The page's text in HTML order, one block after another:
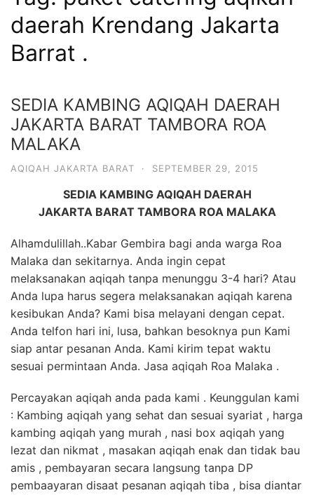
6713
daerah Krendang Jakarta
Barrat .
SEDIA KAMBING AQIQAH DAERAH
JAKARTA BARAT TAMBORA ROA
MALAKA
AQIQAH JAKARTA BARAT · SEPTEMBER 29, 2015
SEDIA KAMBING AQIQAH DAERAH
JAKARTA BARAT TAMBORA ROA MALAKA
Alhamdulillah..Kabar Gembira bagi anda warga Roa
Malaka dan sekitarnya. Anda ingin cepat
melaksanakan aqiqah tanpa menunggu 3-4 hari? Atau
Anda lupa harus segera melaksanakan aqiqah karena
kesibukan Anda? Kami bisa melayani dengan cepat.
Anda telfon hari ini, lusa, bahkan besoknya pun Kami
siap antar pesanan Anda. Kami kirim tepat waktu
sesuai permintaan Anda. Jasa aqiqah Roa Malaka .
Percayakan aqiqah anda pada kami . Keunggulan kami
: Kambing aqiqah yang sehat dan sesuai syariat , harga
kambing aqiqah yang murah , nasi box aqiqah yang
lezat dan nikmat , masakan aqiqah enak dan tidak bau
amis , pembayaran secara langsung tanpa DP
pembaayaran disaat pesanan aqiqah tiba , bisa diantar